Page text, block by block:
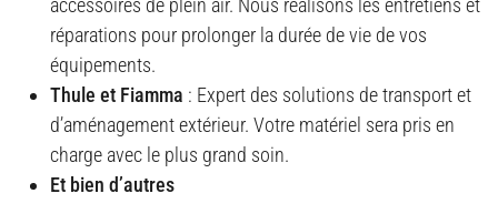
accessoires de plein air. Nous réalisons les entretiens et
réparations pour prolonger la durée de vie de vos
équipements.
Thule et Fiamma : Expert des solutions de transport et
d’aménagement extérieur. Votre matériel sera pris en
charge avec le plus grand soin.
Et bien d’autres